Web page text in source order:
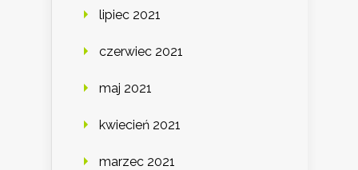
lipiec 2021
czerwiec 2021
maj 2021
kwiecień 2021
marzec 2021